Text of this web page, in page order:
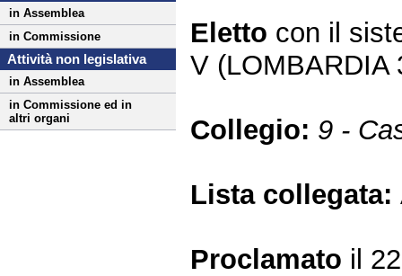
in Assemblea
in Commissione
Attività non legislativa
in Assemblea
in Commissione ed in
altri organi
Eletto con il
V (LOMBARDIA
Collegio: 9 -
Lista collegata:
Proclamato il